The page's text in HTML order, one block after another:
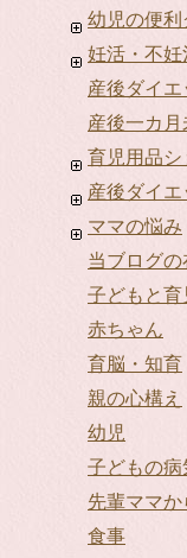
幼児の便利
妊活・不妊
産後ダイ
産後一カ
育児用品シ
産後ダイエ
ママの悩み
当ブログ
子どもと育
赤ちゃん
育脳・知育
親の心構え
幼児
子どもの病
先輩ママ
食事